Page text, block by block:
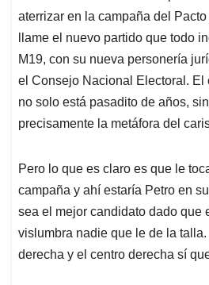
aterrizar en la campaña del
llame el nuevo partido que todo
M19, con su nueva personería
el Consejo Nacional Electoral. El
no solo está pasadito de años,
precisamente la metáfora del
Pero lo que es claro es que le
campaña y ahí estaría Petro en
sea el mejor candidato dado que
vislumbra nadie que le de la
derecha y el centro derecha sí